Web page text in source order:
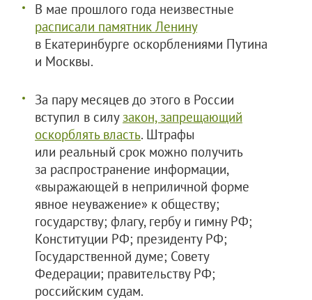
В мае прошлого года неизвестные
расписали памятник Ленину
в Екатеринбурге оскорблениями Путина
и Москвы.
За пару месяцев до этого в России
вступил в силу закон, запрещающий
оскорблять власть. Штрафы
или реальный срок можно получить
за распространение информации,
«выражающей в неприличной форме
явное неуважение» к обществу;
государству; флагу, гербу и гимну РФ;
Конституции РФ; президенту РФ;
Государственной думе; Совету
Федерации; правительству РФ;
российским судам.